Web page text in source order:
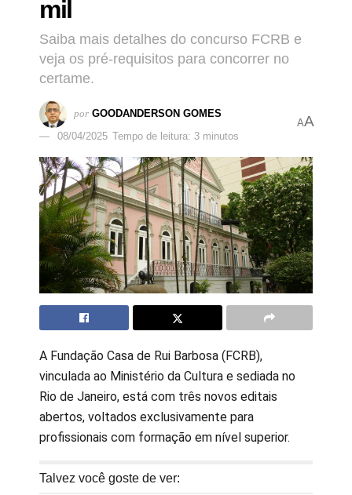
mil
Saiba mais detalhes do concurso FCRB e
veja os pré-requisitos para concorrer no
certame.
por GOODANDERSON GOMES
08/04/2025 Tempo de leitura: 3 minutos
AA
A Fundação Casa de Rui Barbosa (FCRB),
vinculada ao Ministério da Cultura e sediada no
Rio de Janeiro, está com três novos editais
abertos, voltados exclusivamente para
profissionais com formação em nível superior.
Talvez você goste de ver: